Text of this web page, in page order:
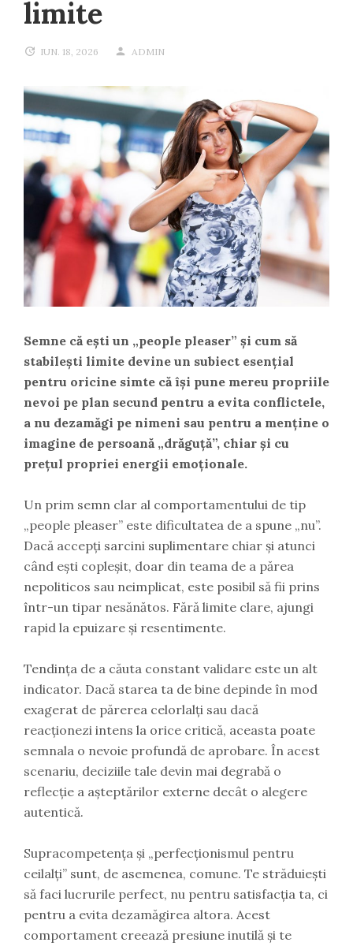
limite
IUN. 18, 2026 ADMIN
Semne că ești un „people pleaser” și cum să
stabilești limite devine un subiect esențial
pentru oricine simte că își pune mereu propriile
nevoi pe plan secund pentru a evita conflictele,
a nu dezamăgi pe nimeni sau pentru a menține o
imagine de persoană „drăguță”, chiar și cu
prețul propriei energii emoționale.
Un prim semn clar al comportamentului de tip
„people pleaser” este dificultatea de a spune „nu”.
Dacă accepți sarcini suplimentare chiar și atunci
când ești copleșit, doar din teama de a părea
nepoliticos sau neimplicat, este posibil să fii prins
într-un tipar nesănătos. Fără limite clare, ajungi
rapid la epuizare și resentimente.
Tendința de a căuta constant validare este un alt
indicator. Dacă starea ta de bine depinde în mod
exagerat de părerea celorlalți sau dacă
reacționezi intens la orice critică, aceasta poate
semnala o nevoie profundă de aprobare. În acest
scenariu, deciziile tale devin mai degrabă o
reflecție a așteptărilor externe decât o alegere
autentică.
Supracompetența și „perfecționismul pentru
ceilalți” sunt, de asemenea, comune. Te străduiești
să faci lucrurile perfect, nu pentru satisfacția ta, ci
pentru a evita dezamăgirea altora. Acest
comportament creează presiune inutilă și te